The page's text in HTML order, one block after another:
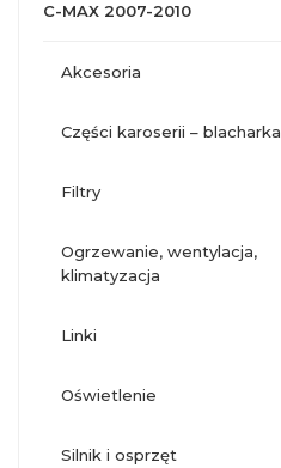
C-MAX 2007-2010
akcesoria
części karoserii – blacharka
filtry
ogrzewanie, wentylacja,
klimatyzacja
linki
oświetlenie
silnik i osprzęt